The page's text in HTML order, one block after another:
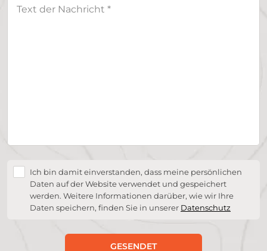
Ich bin damit einverstanden, dass meine persönlichen
Daten auf der Website verwendet und gespeichert
werden. Weitere Informationen darüber, wie wir Ihre
Daten speichern, finden Sie in unserer Datenschutz
GESENDET